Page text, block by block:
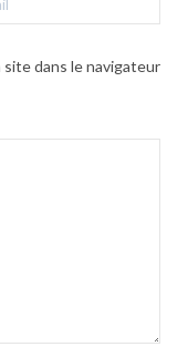
site dans le navigateur